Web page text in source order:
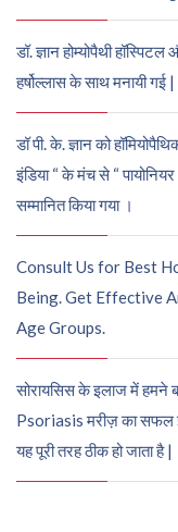
डॉ. ज्ञान होम्योपैथी
हर्षोल्लास के साथ मनायी गई |
डॉ पी. के. ज्ञान को
इंडिया “ के मंच से “
सम्मानित किया गया ।
Consult Us for Best
Being. Get Effective
Age Groups.
सोरायसिस के इलाज में हमने
Psoriasis मरीज़ का सफल
यह पूरी तरह ठीक हो जाता है |